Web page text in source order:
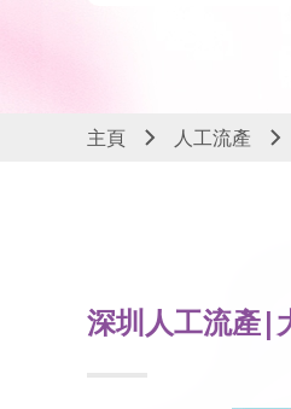
主頁 人工流產
深圳人工流產|